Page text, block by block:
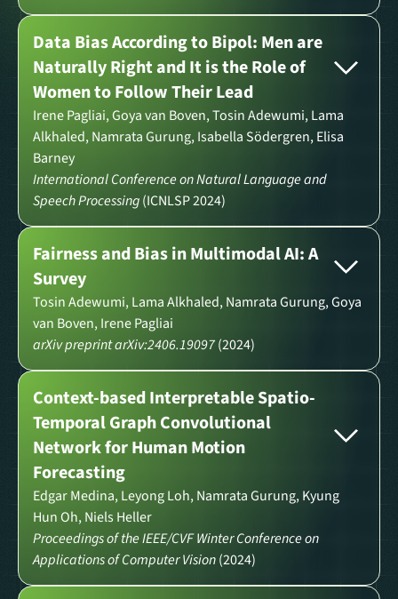
Data Bias According to Bipol: Men are
Naturally Right and It is the Role of
Women to Follow Their Lead
Irene Pagliai, Goya van Boven, Tosin Adewumi, Lama
Alkhaled, Namrata Gurung, Isabella Södergren, Elisa
Barney
International Conference on Natural Language and
Speech Processing(ICNLSP 2024)
Fairness and Bias in Multimodal AI: A
Survey
Tosin Adewumi, Lama Alkhaled, Namrata Gurung, Goya
van Boven, Irene Pagliai
arXiv preprint arXiv:2406.19097(2024)
Context-based Interpretable Spatio-
Temporal Graph Convolutional
Network for Human Motion
Forecasting
Edgar Medina, Leyong Loh, Namrata Gurung, Kyung
Hun Oh, Niels Heller
Proceedings of the IEEE/CVF Winter Conference on
Applications of Computer Vision(2024)